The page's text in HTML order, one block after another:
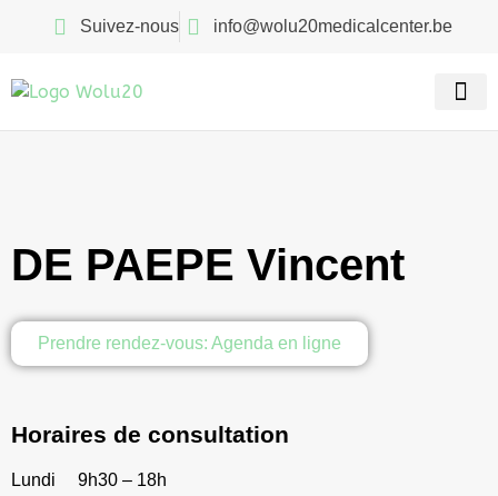
Suivez-nous info@wolu20medicalcenter.be
DE PAEPE Vincent
Prendre rendez-vous: Agenda en ligne
Horaires de consultation
Lundi
9h30 – 18h